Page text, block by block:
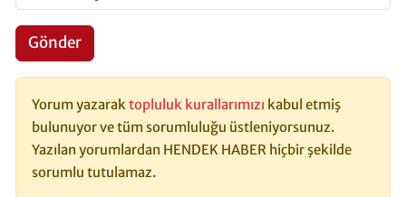
Gönder
Yorum yazarak topluluk kurallarımızı kabul etmiş
bulunuyor ve tüm sorumluluğu üstleniyorsunuz.
Yazılan yorumlardan HENDEK HABER hiçbir şekilde
sorumlu tutulamaz.